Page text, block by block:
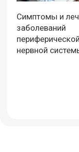
Симптомы и
заболеваний
периферической
нервной